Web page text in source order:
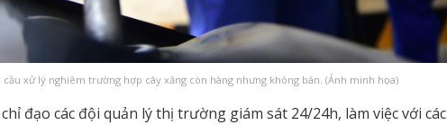
cầu xử lý nghiêm trường hợp cây xăng còn hàng nhưng không bán. (Ảnh minh họa)
đạo các đội quản lý thị trường giám sát 24/24h, làm việc với các